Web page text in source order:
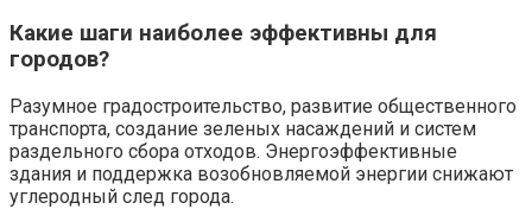
Какие шаги наиболее эффективны для
городов?
Разумное градостроительство, развитие общественного
транспорта, создание зеленых насаждений и систем
раздельного сбора отходов. Энергоэффективные
здания и поддержка возобновляемой энергии снижают
углеродный след города.